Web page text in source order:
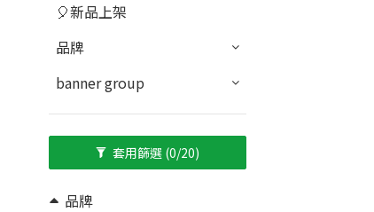
🎈新品上架
品牌
banner group
套用篩選 (0/20)
品牌